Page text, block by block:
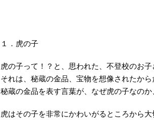
１．虎の子
虎の子って！？と、思われた、不登校のお
それは、秘蔵の金品、宝物を想像されたから
秘蔵の金品を表す言葉が、なぜ虎の子なのか
虎はその子を非常にかわいがるところから